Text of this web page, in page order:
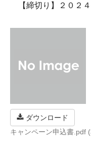
【締切り】２０２４
ダウンロード
キャンペーン申込書.pdf